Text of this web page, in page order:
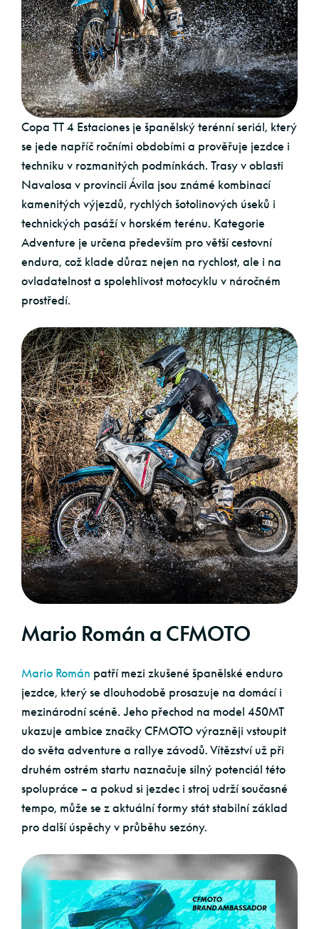
Copa TT 4 Estaciones je španělský terénní seriál, který
se jede napříč ročními obdobími a prověřuje jezdce i
techniku v rozmanitých podmínkách. Trasy v oblasti
Navalosa v provincii Ávila jsou známé kombinací
kamenitých výjezdů, rychlých šotolinových úseků i
technických pasáží v horském terénu. Kategorie
Adventure je určena především pro větší cestovní
endura, což klade důraz nejen na rychlost, ale i na
ovladatelnost a spolehlivost motocyklu v náročném
prostředí.
Mario Román a CFMOTO
Mario Román patří mezi zkušené španělské enduro
jezdce, který se dlouhodobě prosazuje na domácí i
mezinárodní scéně. Jeho přechod na model 450MT
ukazuje ambice značky CFMOTO výrazněji vstoupit
do světa adventure a rallye závodů. Vítězství už při
druhém ostrém startu naznačuje silný potenciál této
spolupráce – a pokud si jezdec i stroj udrží současné
tempo, může se z aktuální formy stát stabilní základ
pro další úspěchy v průběhu sezóny.